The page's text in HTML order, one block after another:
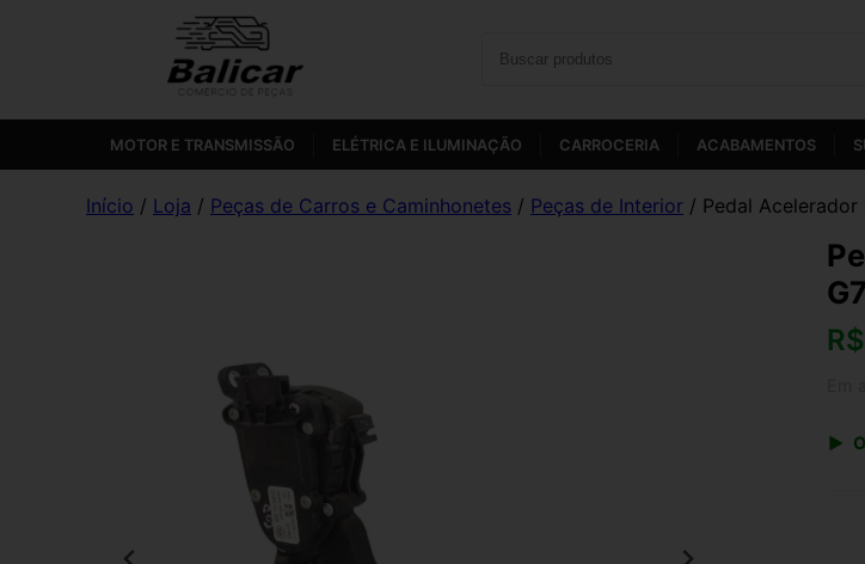
MOTOR E TRANSMISSÃO ELÉTRICA E ILUMINAÇÃO CARROCERIA ACABAMENTOS
Início / Loja / Peças de Carros e Caminhonetes / Peças de Interior / Pedal Acelerador
R$